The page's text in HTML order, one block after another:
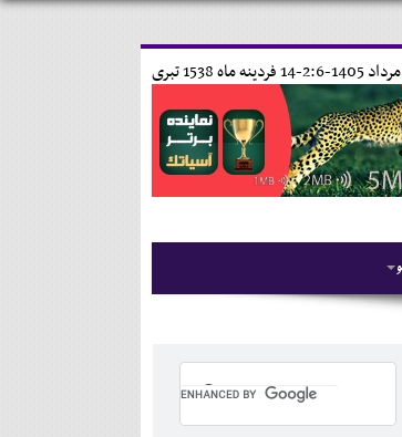
14 فردينه ماه 1538 تبری